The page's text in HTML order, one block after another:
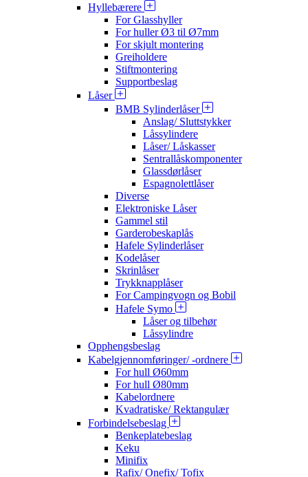
Hyllebærere
For Glasshyller
For huller Ø3 til Ø7mm
For skjult montering
Greiholdere
Stiftmontering
Supportbeslag
Låser
BMB Sylinderlåser
Anslag/ Sluttstykker
Låssylindere
Låser/ Låskasser
Sentrallåskomponenter
Glassdørlåser
Espagnolettlåser
Diverse
Elektroniske Låser
Gammel stil
Garderobeskaplås
Hafele Sylinderlåser
Kodelåser
Skrinlåser
Trykknapplåser
For Campingvogn og Bobil
Hafele Symo
Låser og tilbehør
Låssylindre
Opphengsbeslag
Kabelgjennomføringer/ -ordnere
For hull Ø60mm
For hull Ø80mm
Kabelordnere
Kvadratiske/ Rektangulær
Forbindelsebeslag
Benkeplatebeslag
Keku
Minifix
Rafix/ Onefix/ Tofix